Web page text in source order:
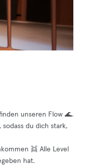
unseren Flow 🌊.
du dich stark,
👯 Alle Level
hat.